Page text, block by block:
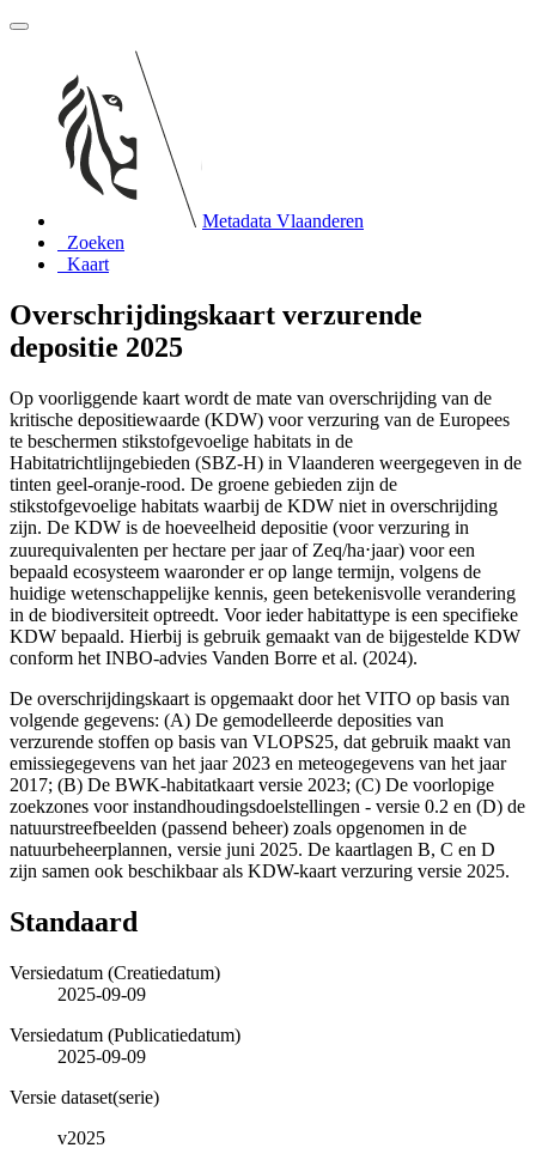
Metadata Vlaanderen
Zoeken
Kaart
Overschrijdingskaart verzurende
depositie 2025
Op voorliggende kaart wordt de mate van overschrijding van de
kritische depositiewaarde (KDW) voor verzuring van de Europees
te beschermen stikstofgevoelige habitats in de
Habitatrichtlijngebieden (SBZ-H) in Vlaanderen weergegeven in de
tinten geel-oranje-rood. De groene gebieden zijn de
stikstofgevoelige habitats waarbij de KDW niet in overschrijding
zijn. De KDW is de hoeveelheid depositie (voor verzuring in
zuurequivalenten per hectare per jaar of Zeq/ha⋅jaar) voor een
bepaald ecosysteem waaronder er op lange termijn, volgens de
huidige wetenschappelijke kennis, geen betekenisvolle verandering
in de biodiversiteit optreedt. Voor ieder habitattype is een specifieke
KDW bepaald. Hierbij is gebruik gemaakt van de bijgestelde KDW
conform het INBO-advies Vanden Borre et al. (2024).
De overschrijdingskaart is opgemaakt door het VITO op basis van
volgende gegevens: (A) De gemodelleerde deposities van
verzurende stoffen op basis van VLOPS25, dat gebruik maakt van
emissiegegevens van het jaar 2023 en meteogegevens van het jaar
2017; (B) De BWK-habitatkaart versie 2023; (C) De voorlopige
zoekzones voor instandhoudingsdoelstellingen - versie 0.2 en (D) de
natuurstreefbeelden (passend beheer) zoals opgenomen in de
natuurbeheerplannen, versie juni 2025. De kaartlagen B, C en D
zijn samen ook beschikbaar als KDW-kaart verzuring versie 2025.
Standaard
Versiedatum (Creatiedatum)
2025-09-09
Versiedatum (Publicatiedatum)
2025-09-09
Versie dataset(serie)
v2025